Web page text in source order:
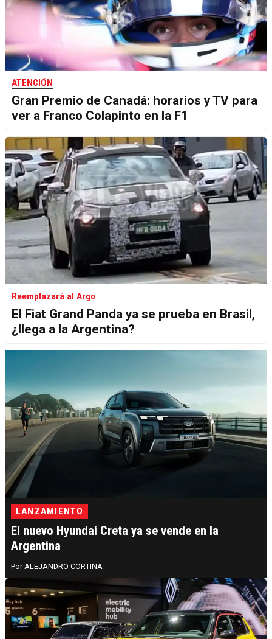
ATENCIÓN
Gran Premio de Canadá: horarios y TV para
ver a Franco Colapinto en la F1
Reemplazará al Argo
El Fiat Grand Panda ya se prueba en Brasil,
¿llega a la Argentina?
LANZAMIENTO
El nuevo Hyundai Creta ya se vende en la
Argentina
ALEJANDRO CORTINA